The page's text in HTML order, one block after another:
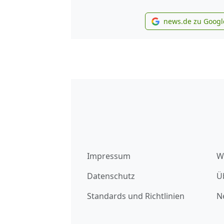
news.de zu
Impressum
Datenschutz
Standards und Richtlinien